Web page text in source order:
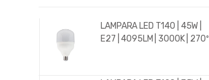
LAMPARA LED T140 | 45W |
E27 | 4095LM | 3000K | 270º